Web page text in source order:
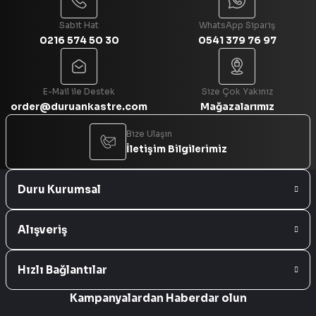
Sabit Hat
0216 574 50 30
WhatsApp Sipariş
0541 379 76 97
E-Mail ile Destek
order@duruankastre.com
Size Çok Yakınız
Mağazalarımız
Bize Ulaşın
İletişim Bilgilerimiz
Duru Kurumsal
Alışveriş
Hızlı Bağlantılar
Kampanyalardan Haberdar olun